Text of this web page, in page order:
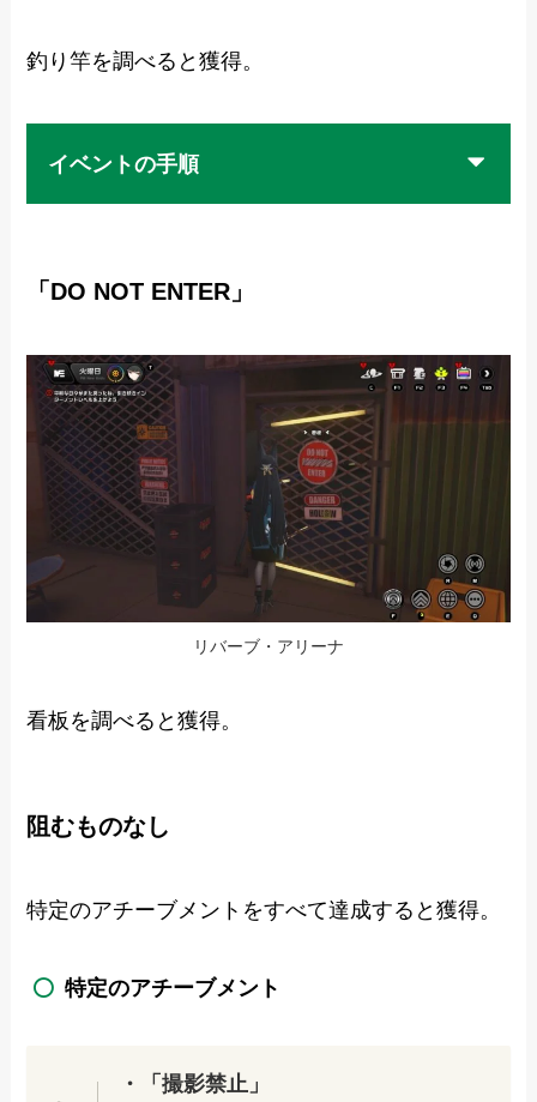
釣り竿を調べると獲得。
イベントの手順
「DO NOT ENTER」
リバーブ・アリーナ
看板を調べると獲得。
阻むものなし
特定のアチーブメントをすべて達成すると獲得。
特定のアチーブメント
・「撮影禁止」